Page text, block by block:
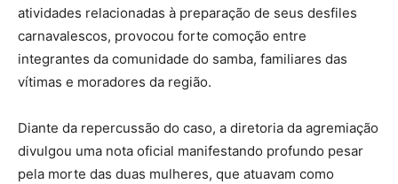
atividades relacionadas à preparação de seus desfiles
carnavalescos, provocou forte comoção entre
integrantes da comunidade do samba, familiares das
vítimas e moradores da região.
Diante da repercussão do caso, a diretoria da agremiação
divulgou uma nota oficial manifestando profundo pesar
pela morte das duas mulheres, que atuavam como